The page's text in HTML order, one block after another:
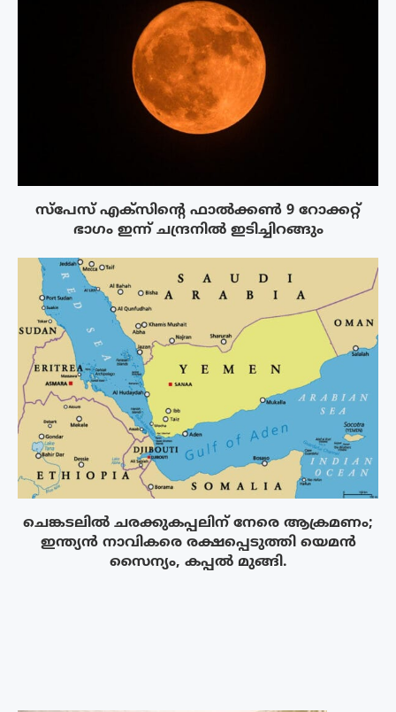
സ്‌പേസ് എക്‌സിൻ്റെ ഫാൽക്കൺ 9 റോക്കറ്റ്
ഭാഗം ഇന്ന് ചന്ദ്രനിൽ ഇടിച്ചിറങ്ങും
ചെങ്കടലിൽ ചരക്കുകപ്പലിന് നേരെ ആക്രമണം;
ഇന്ത്യൻ നാവികരെ രക്ഷപ്പെടുത്തി യെമൻ
സൈന്യം, കപ്പൽ മുങ്ങി.